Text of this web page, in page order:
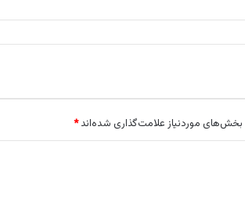
بخش‌های موردنیاز علامت‌گذاری شده‌اند*